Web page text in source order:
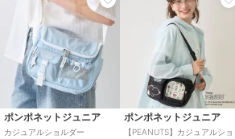
ポンポネットジュニア
カジュアルショルダー
ポンポネットジュニア
【PEANUTS】カジュアルショ